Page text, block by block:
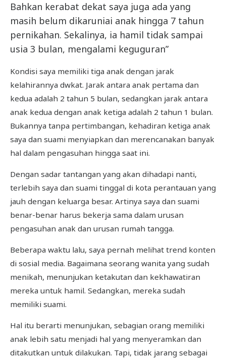
Bahkan kerabat dekat saya juga ada yang
masih belum dikaruniai anak hingga 7 tahun
pernikahan. Sekalinya, ia hamil tidak sampai
usia 3 bulan, mengalami keguguran”
Kondisi saya memiliki tiga anak dengan jarak
kelahirannya dwkat. Jarak antara anak pertama dan
kedua adalah 2 tahun 5 bulan, sedangkan jarak antara
anak kedua dengan anak ketiga adalah 2 tahun 1 bulan.
Bukannya tanpa pertimbangan, kehadiran ketiga anak
saya dan suami menyiapkan dan merencanakan banyak
hal dalam pengasuhan hingga saat ini.
Dengan sadar tantangan yang akan dihadapi nanti,
terlebih saya dan suami tinggal di kota perantauan yang
jauh dengan keluarga besar. Artinya saya dan suami
benar-benar harus bekerja sama dalam urusan
pengasuhan anak dan urusan rumah tangga.
Beberapa waktu lalu, saya pernah melihat trend konten
di sosial media. Bagaimana seorang wanita yang sudah
menikah, menunjukan ketakutan dan kekhawatiran
mereka untuk hamil. Sedangkan, mereka sudah
memiliki suami.
Hal itu berarti menunjukan, sebagian orang memiliki
anak lebih satu menjadi hal yang menyeramkan dan
ditakutkan untuk dilakukan. Tapi, tidak jarang sebagai